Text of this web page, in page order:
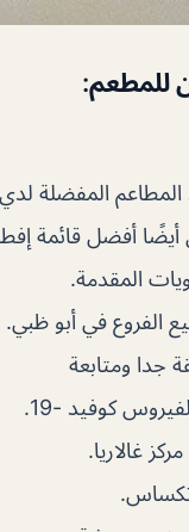
للمطعم:
المفضلة لدي
المقدمة.
الفروع في أبو ظبي.
جدا ومتابعة
كوفيد -19.
غالاريا.
تكساس.